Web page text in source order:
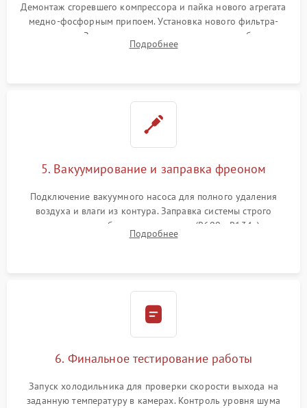
Демонтаж сгоревшего компрессора и пайка нового агрегата
медно-фосфорным припоем. Установка нового фильтра-
осушителя. Замена изношенных вентиляторов обдува,
сломанных заслонок или поврежденных дверных петель.
Подробнее
5. Вакуумирование и заправка фреоном
Подключение вакуумного насоса для полного удаления
воздуха и влаги из контура. Заправка системы строго
дозированным объемом хладагента (R600a, R134a) по
электронным весам. Контроль рабочего давления в системе.
Подробнее
6. Финальное тестирование работы
Запуск холодильника для проверки скорости выхода на
заданную температуру в камерах. Контроль уровня шума